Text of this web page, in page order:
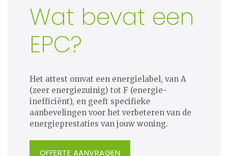
Wat bevat een
EPC?
Het attest omvat een energielabel, van A
(zeer energiezuinig) tot F (energie-
inefficiënt), en geeft specifieke
aanbevelingen voor het verbeteren van de
energieprestaties van jouw woning.
OFFERTE AANVRAGEN